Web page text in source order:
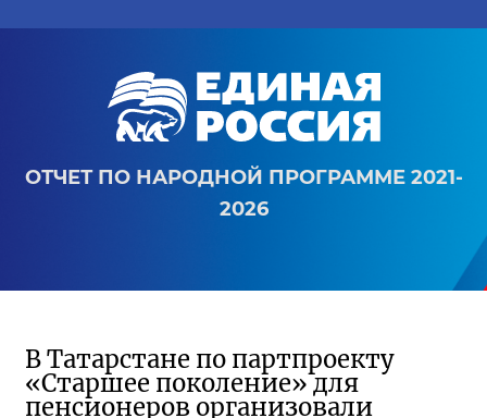
ОТЧЕТ ПО НАРОДНОЙ ПРОГРАММЕ 2021-
2026
В Татарстане по партпроекту
«Старшее поколение» для
пенсионеров организовали